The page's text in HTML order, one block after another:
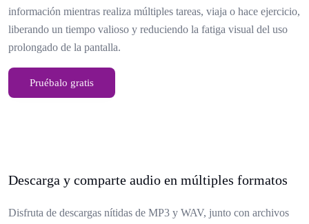
información mientras realiza múltiples tareas, viaja o hace ejercicio,
liberando un tiempo valioso y reduciendo la fatiga visual del uso
prolongado de la pantalla.
Pruébalo gratis
Descarga y comparte audio en múltiples formatos
Disfruta de descargas nítidas de MP3 y WAV, junto con archivos